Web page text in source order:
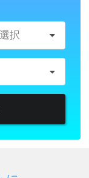
間
と与
ただけ
択